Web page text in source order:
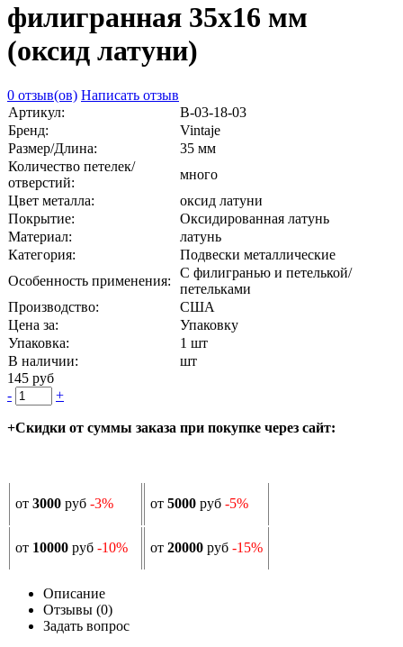
филигранная 35х16 мм
(оксид латуни)
0 отзыв(ов) Написать отзыв
Артикул:
В-03-18-03
Бренд:
Vintaje
Размер/Длина:
35 мм
Количество петелек/
отверстий:
много
Цвет металла:
оксид латуни
Покрытие:
Оксидированная латунь
Материал:
латунь
Категория:
Подвески металлические
Особенность применения:
С филигранью и петелькой/
петельками
Производство:
США
Цена за:
Упаковку
Упаковка:
1 шт
В наличии:
шт
145 руб
-
+
+Скидки от суммы заказа при покупке через сайт:
от 3000 руб -3% от 5000 руб -5%
от 10000 руб -10% от 20000 руб -15%
Описание
Отзывы (0)
Задать вопрос